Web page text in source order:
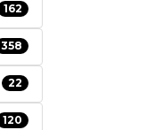
162
358
22
120